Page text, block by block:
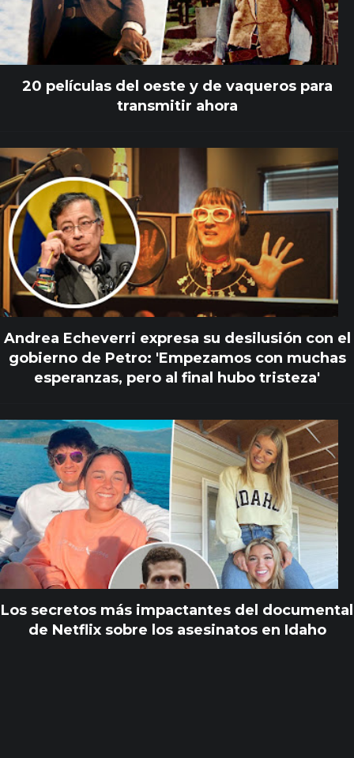
20 películas del oeste y de vaqueros para
transmitir ahora
Andrea Echeverri expresa su desilusión con el
gobierno de Petro: 'Empezamos con muchas
esperanzas, pero al final hubo tristeza'
Los secretos más impactantes del documental
de Netflix sobre los asesinatos en Idaho